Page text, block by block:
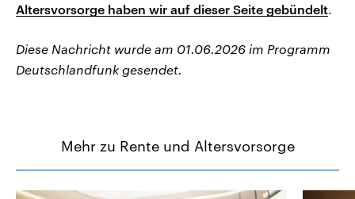
Altersvorsorge haben wir auf dieser Seite gebündelt.
Diese Nachricht wurde am 01.06.2026 im Programm
Deutschlandfunk gesendet.
Mehr zu Rente und Altersvorsorge